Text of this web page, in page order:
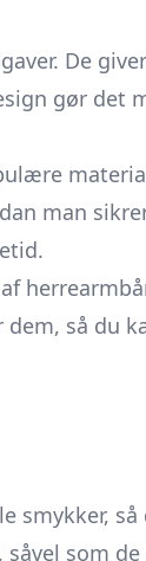
De
gør det
man
så du
smykker,
som de